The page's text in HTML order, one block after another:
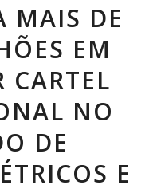
MAIS DE
EM
CARTEL
NO
DE
E